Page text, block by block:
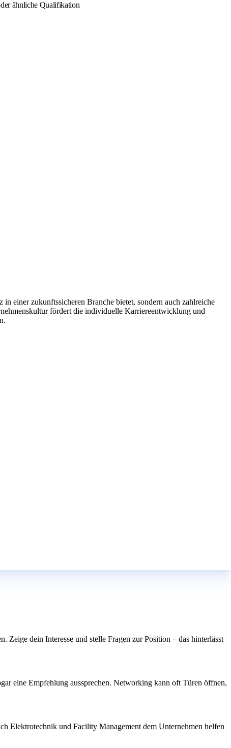
ähnliche Qualifikation
einer zukunftssicheren Branche bietet, sondern auch zahlreiche
fördert die individuelle Karriereentwicklung und
dein Interesse und stelle Fragen zur Position – das hinterlässt
eine Empfehlung aussprechen. Networking kann oft Türen öffnen,
Elektrotechnik und Facility Management dem Unternehmen helfen